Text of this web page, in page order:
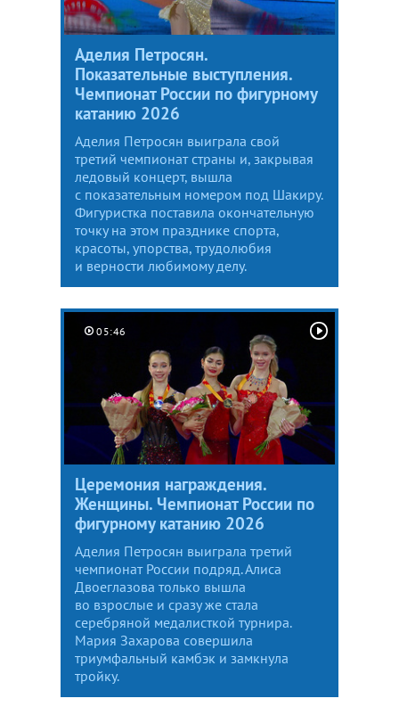
Аделия Петросян.
Показательные выступления.
Чемпионат России по фигурному
катанию 2026
Аделия Петросян выиграла свой
третий чемпионат страны и, закрывая
ледовый концерт, вышла
с показательным номером под Шакиру.
Фигуристка поставила окончательную
точку на этом празднике спорта,
красоты, упорства, трудолюбия
и верности любимому делу.
05:46
Церемония награждения.
Женщины. Чемпионат России по
фигурному катанию 2026
Аделия Петросян выиграла третий
чемпионат России подряд. Алиса
Двоеглазова только вышла
во взрослые и сразу же стала
серебряной медалисткой турнира.
Мария Захарова совершила
триумфальный камбэк и замкнула
тройку.